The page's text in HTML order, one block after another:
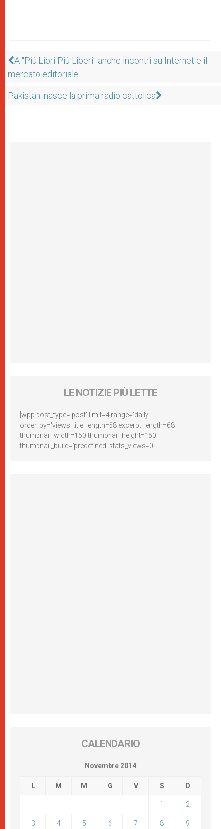
A "Più Libri Più Liberi" anche incontri su Internet e il
mercato editoriale
Pakistan: nasce la prima radio cattolica
LE NOTIZIE PIÙ LETTE
[wpp post_type='post' limit=4 range='daily'
order_by='views' title_length=68 excerpt_length=68
thumbnail_width=150 thumbnail_height=150
thumbnail_build='predefined' stats_views=0]
CALENDARIO
Novembre 2014
L M M G V S D
1 2
3 4 5 6 7 8 9